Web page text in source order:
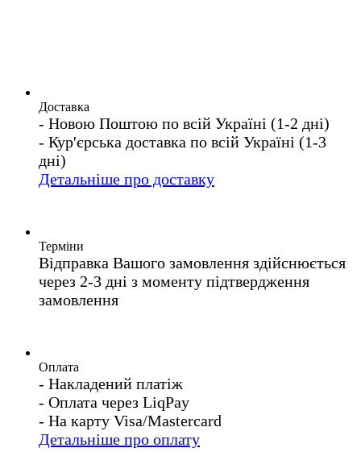
Доставка
- Новою Поштою по всій Україні (1-2 дні)
- Кур'єрська доставка по всій Україні (1-3
дні)
Детальніше про доставку
Терміни
Відправка Вашого замовлення здійснюється
через 2-3 дні з моменту підтвердження
замовлення
Оплата
- Накладений платіж
- Оплата через LiqPay
- На карту Visa/Mastercard
Детальніше про оплату